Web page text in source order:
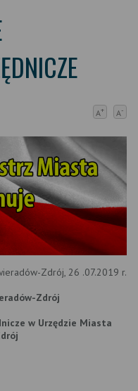
A+ A-
Zdrój, 26 .07.2019 r.
Zdrój
w Urzędzie Miasta